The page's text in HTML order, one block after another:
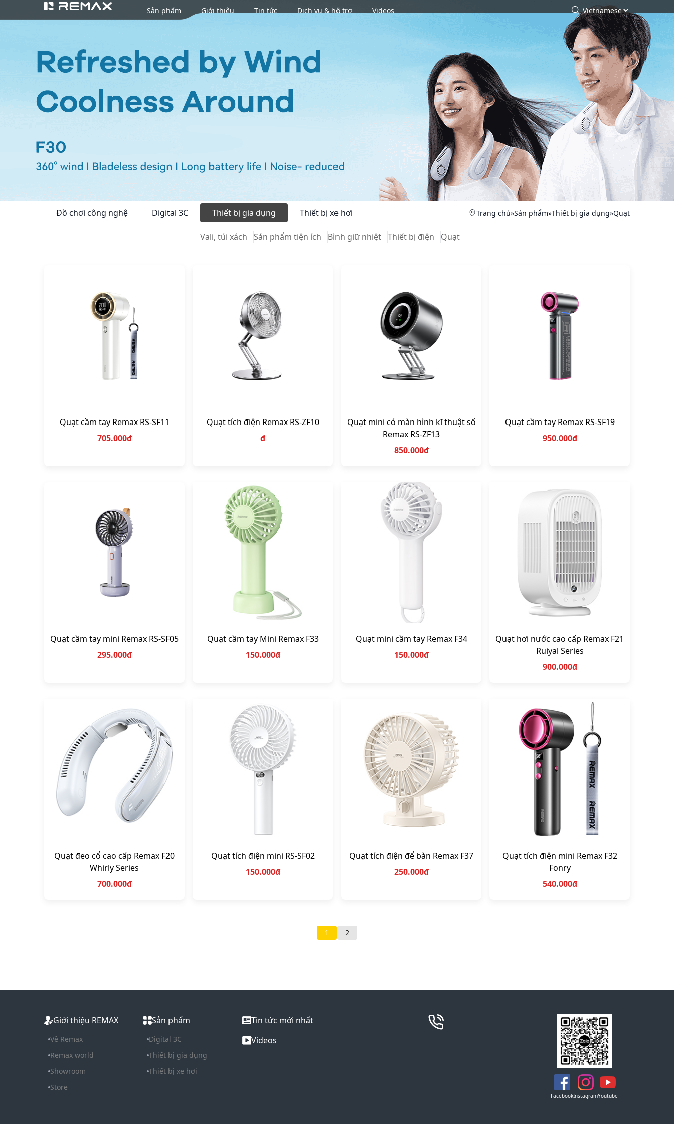
Sản phẩm Giới thiệu Tin tức Dịch vụ & hỗ trợ
Videos
Tìm kiếm
Đồ chơi công nghệ
Digital 3C
Sạc dự phòng Củ sạc Dây cáp sạc Thiết bị âm thanh Ốp lưng Kính cường lực
Thiết bị gia dụng
Vali, túi xách Sản phẩm tiện ích Bình giữ nhiệt Thiết bị điện Quạt
Thiết bị xe hơi
Máy khuếch tán hương Giá đỡ điện thoại Tẩu sạc cho ô tô Thiết bị vệ sinh xe Pin dự phòng xe hơi
Trang chủ»Sản phẩm»Thiết bị gia dụng»Quạt
Quạt cầm tay Remax RS-SF11
705.000đ
Quạt tích điện Remax RS-ZF10
đ
Quạt mini có màn hình kĩ thuật số
Remax RS-ZF13
850.000đ
Quạt cầm tay Remax RS-SF19
950.000đ
Quạt cầm tay mini Remax RS-SF05
295.000đ
Quạt cầm tay Mini Remax F33
150.000đ
Quạt mini cầm tay Remax F34
150.000đ
Quạt hơi nước cao cấp Remax F21
Ruiyal Series
900.000đ
Quạt đeo cổ cao cấp Remax F20
Whirly Series
700.000đ
Quạt tích điện mini RS-SF02
150.000đ
Quạt tích điện để bàn Remax F37
250.000đ
Quạt tích điện mini Remax F32
Fonry
540.000đ
1 2
Giới thiệu REMAX
Về Remax
Remax world
Showroom
Store
Sản phẩm
Digital 3C
Thiết bị gia dụng
Thiết bị xe hơi
Tin tức mới nhất
Videos
FacebookInstagramYoutube